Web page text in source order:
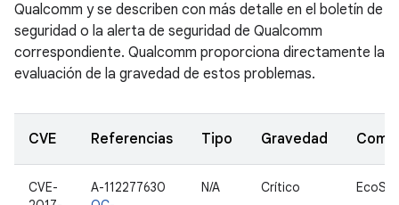
Qualcomm y se describen con más detalle en el boletín de
seguridad o la alerta de seguridad de Qualcomm
correspondiente. Qualcomm proporciona directamente la
evaluación de la gravedad de estos problemas.
CVE Referencias Tipo Gravedad
CVE-
A-112277630
N/A Crítico